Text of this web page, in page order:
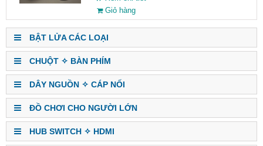
Giỏ hàng
BẬT LỬA CÁC LOẠI
CHUỘT ✧ BÀN PHÍM
DÂY NGUỒN ✧ CÁP NỐI
ĐỒ CHƠI CHO NGƯỜI LỚN
HUB SWITCH ✧ HDMI